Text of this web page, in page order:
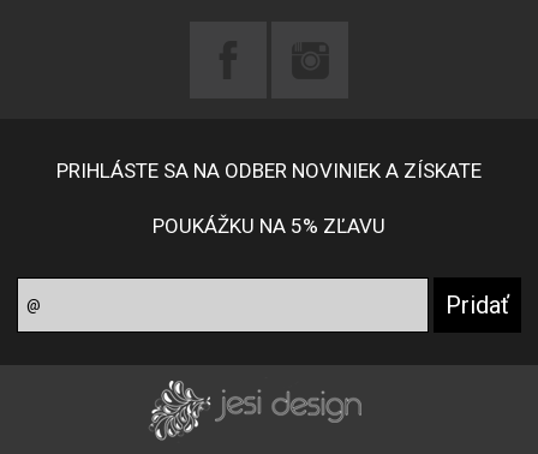
PRIHLÁSTE SA NA ODBER NOVINIEK A ZÍSKATE
POUKÁŽKU NA 5% ZĽAVU